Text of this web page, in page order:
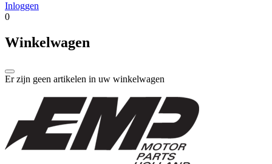
Inloggen
0
Winkelwagen
Er zijn geen artikelen in uw winkelwagen